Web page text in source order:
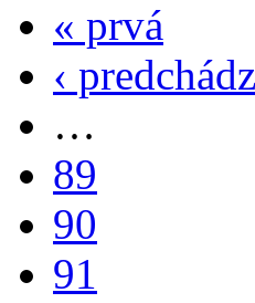
« prvá
‹
…
89
90
91